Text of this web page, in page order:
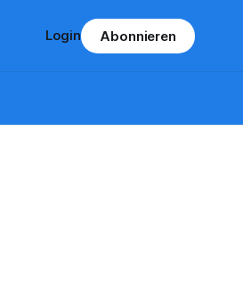
Login Abonnieren